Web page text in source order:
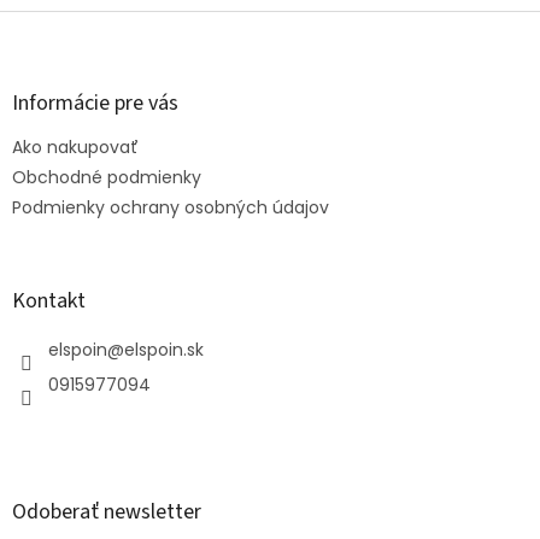
Z
Informácie pre vás
Ako nakupovať
Obchodné podmienky
Podmienky ochrany osobných údajov
Kontakt
elspoin@elspoin.sk
0915977094
Odoberať newsletter